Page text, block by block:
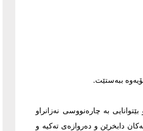
ببەستێت.
بە چارەنووسی نەزانراو
دابخرێن و دەروازەی تەکیە و